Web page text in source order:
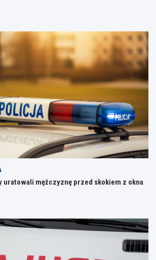
mężczyznę przed skokiem z okna